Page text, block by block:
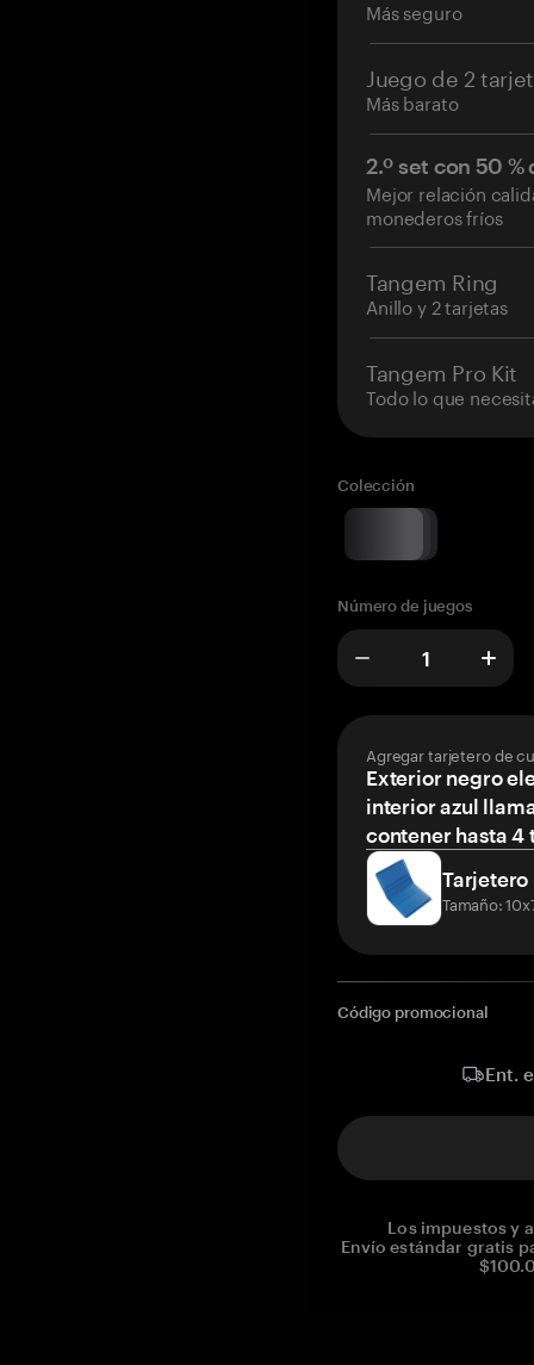
Más seguro
Juego de 2
Más barato
2.º set con 50
Mejor relación
monederos fríos
Tangem Ring
Anillo y 2 tarjetas
Tangem Pro Kit
Todo lo que
Colección
Número de juegos
Agregar tarjetero de
Exterior negro
interior azul
contener hasta 4
Tarjetero
Tamaño:
Código promocional
Ent.
Los impuestos y
Envío estándar gratis